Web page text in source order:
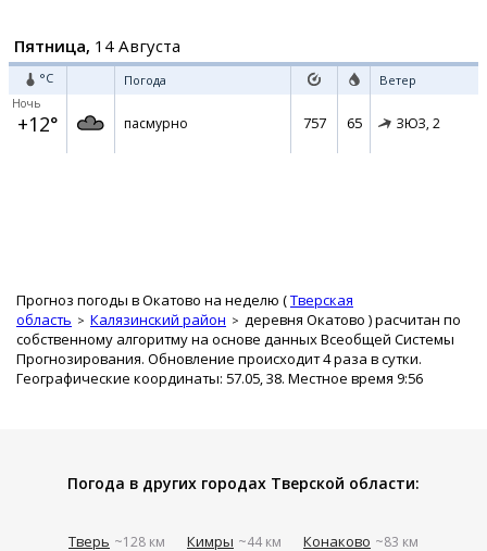
Пятница, 14 Августа
°C Погода Ветер
Ночь
+12° пасмурно 757 65 ЗЮЗ, 2
Прогноз погоды в Окатово на неделю (Тверская
область
Калязинский район деревня Окатово ) расчитан по
собственному алгоритму на основе данных Всеобщей Системы
Прогнозирования. Обновление происходит 4 раза в сутки.
Географические координаты: 57.05, 38. Местное время 9:56
Погода в других городах Тверской области:
Тверь ~128 км Кимры ~44 км Конаково ~83 км